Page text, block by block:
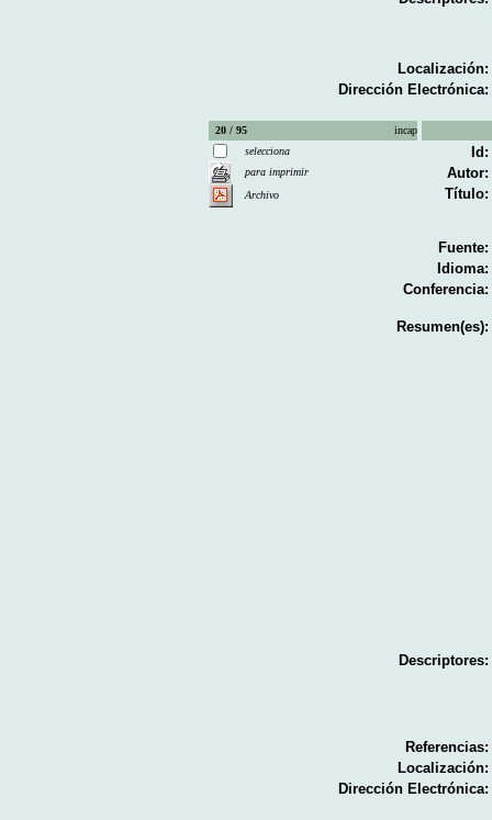
Localización:
Dirección Electrónica:
20 / 95
incap
selecciona
para imprimir
Archivo
Id:
Autor:
Título:
Fuente:
Idioma:
Conferencia:
Resumen(es):
Descriptores:
Referencias:
Localización:
Dirección Electrónica: